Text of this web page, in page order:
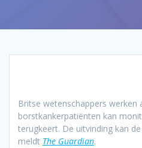
Britse wetenschappers werken
borstkankerpatiënten kan
terugkeert. De uitvinding kan
meldt The Guardian.